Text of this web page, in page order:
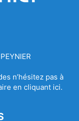
n’hésitez pas à
en cliquant ici.